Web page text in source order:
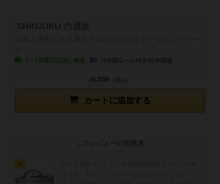
SHINJUKU の通販
1～2営業日以内に発送
カートに追加する
¥6,930 （税込）
このレビューの投稿者